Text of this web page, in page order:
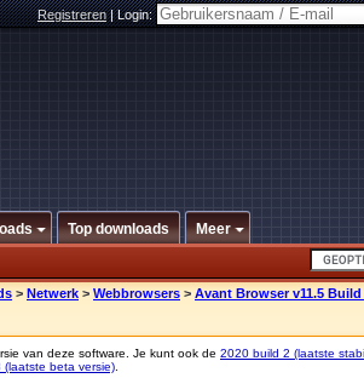
Registreren|Login:
Top downloads Meer
> Netwerk > Webbrowsers > Avant Browser v11.5 Build
van deze software. Je kunt ook de 2020 build 2 (laatste
beta versie)